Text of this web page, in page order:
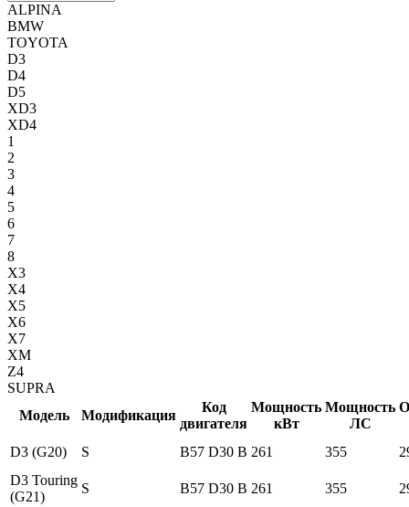
ALPINA
BMW
TOYOTA
D3
D4
D5
XD3
XD4
1
2
3
4
5
6
7
8
X3
X4
X5
X6
X7
XM
Z4
SUPRA
Модель
Модификация
Код
двигателя
Мощность
кВт
Мощность
ЛС
D3 (G20)
S B57 D30 B 261 355
D3 Touring
(G21)
S B57 D30 B 261 355